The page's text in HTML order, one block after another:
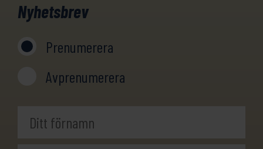
Nyhetsbrev
Prenumerera
Avprenumerera